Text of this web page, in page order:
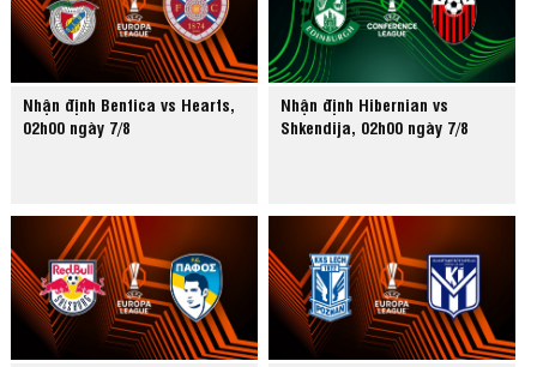
Nhận định Benfica vs Hearts,
02h00 ngày 7/8
Nhận định Hibernian vs
Shkendija, 02h00 ngày 7/8